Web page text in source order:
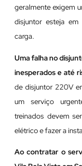
geralmente exigem
disjuntor esteja
carga.
Uma falha no
inesperados e até
de disjuntor 220V
um serviço
treinados devem
elétrico e fazer a
Ao contratar o